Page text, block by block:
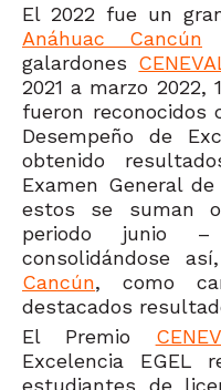
El 2022 fue un
Anáhuac Cancún
galardones
2021 a marzo 2022,
fueron reconocidos
Desempeño de
obtenido
Examen General
estos se suman
periodo junio –
consolidándose
Cancún, como
destacados
El Premio
Excelencia EGEL
estudiantes de